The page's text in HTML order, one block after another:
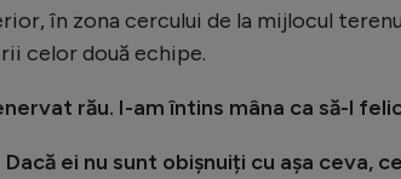
în zona cercului de la mijlocul
celor două echipe.
rău. I-am întins mâna ca să-l
ei nu sunt obișnuiți cu așa ceva,